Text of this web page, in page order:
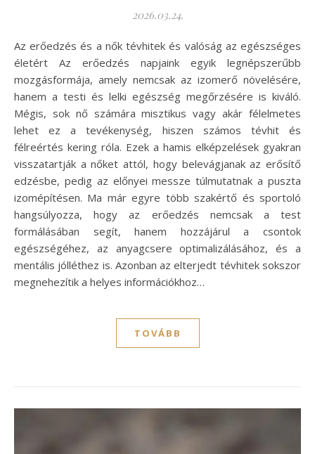
2026.03.24.
Az erőedzés és a nők tévhitek és valóság az egészséges
életért Az erőedzés napjaink egyik legnépszerűbb
mozgásformája, amely nemcsak az izomerő növelésére,
hanem a testi és lelki egészség megőrzésére is kiváló.
Mégis, sok nő számára misztikus vagy akár félelmetes
lehet ez a tevékenység, hiszen számos tévhit és
félreértés kering róla. Ezek a hamis elképzelések gyakran
visszatartják a nőket attól, hogy belevágjanak az erősítő
edzésbe, pedig az előnyei messze túlmutatnak a puszta
izomépítésen. Ma már egyre több szakértő és sportoló
hangsúlyozza, hogy az erőedzés nemcsak a test
formálásában segít, hanem hozzájárul a csontok
egészségéhez, az anyagcsere optimalizálásához, és a
mentális jólléthez is. Azonban az elterjedt tévhitek sokszor
megnehezítik a helyes információkhoz…
TOVÁBB